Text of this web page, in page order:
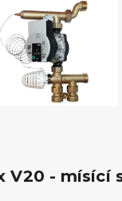
V20 - mísící